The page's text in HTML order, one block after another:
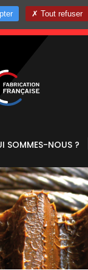
SOMMES-NOUS ?
Tout refuser